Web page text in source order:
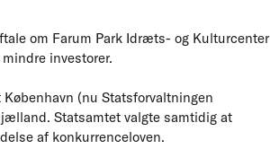
om Farum Park Idræts- og Kulturcenter
investorer.
(nu Statsforvaltningen
Statsamtet valgte samtidig at
af konkurrenceloven.